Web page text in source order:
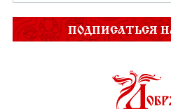
ПОДПИСАТЬСЯ